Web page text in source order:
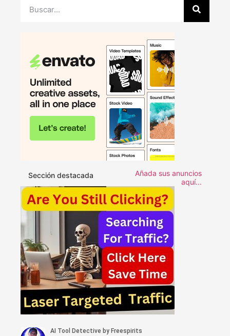
Sección destacada
Añada sus anuncios
aquí...